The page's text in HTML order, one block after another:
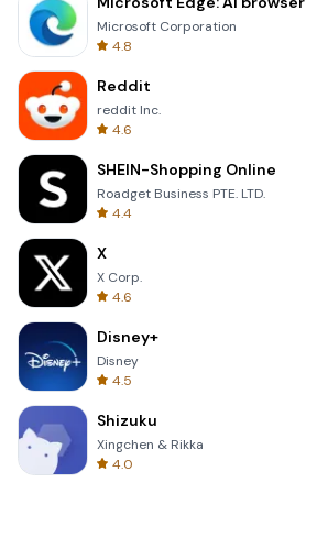
Microsoft Corporation
4.8
Reddit
reddit Inc.
4.6
SHEIN-Shopping Online
Roadget Business PTE. LTD.
4.4
X
X Corp.
4.6
Disney+
Disney
4.5
Shizuku
Xingchen & Rikka
4.0